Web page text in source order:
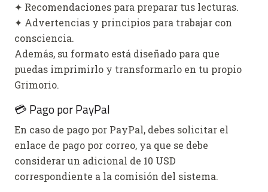
✦ Recomendaciones para preparar tus lecturas.
✦ Advertencias y principios para trabajar con
consciencia.
Además, su formato está diseñado para que
puedas imprimirlo y transformarlo en tu propio
Grimorio.
💳 Pago por PayPal
En caso de pago por PayPal, debes solicitar el
enlace de pago por correo, ya que se debe
considerar un adicional de 10 USD
correspondiente a la comisión del sistema.